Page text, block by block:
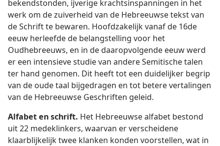
bekendstonden, ijverige krachtsinspanningen in het
werk om de zuiverheid van de Hebreeuwse tekst van
de Schrift te bewaren. Hoofdzakelijk vanaf de 16de
eeuw herleefde de belangstelling voor het
Oudhebreeuws, en in de daaropvolgende eeuw werd
er een intensieve studie van andere Semitische talen
ter hand genomen. Dit heeft tot een duidelijker begrip
van de oude taal bijgedragen en tot betere vertalingen
van de Hebreeuwse Geschriften geleid.
Alfabet en schrift. Het Hebreeuwse alfabet bestond
uit 22 medeklinkers, waarvan er verscheidene
klaarblijkelijk twee klanken konden voorstellen, wat in